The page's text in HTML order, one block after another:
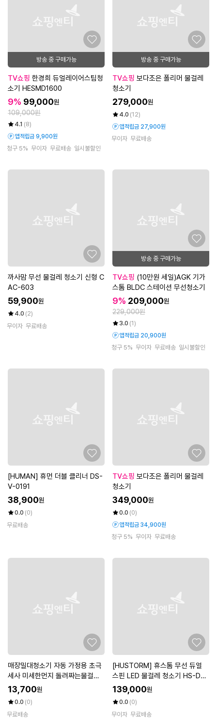
방송 중 구매가능
TV쇼핑
소기 HESMD1600
9% 99,000원
109,000원
4.1 (8)
앱적립금 9,900원
청구 5% 무이자 무료배송 일시불할인
방송 중 구매가능
TV쇼핑
청소기
279,000원
4.0 (12)
앱적립금 27,900원
무이자 무료배송
까사맘 무선 물걸레 청소기 신형 C
AC-603
59,900원
4.0 (2)
무이자 무료배송
방송 중 구매가능
TV쇼핑
스톰 BLDC 스테이션 무선청소기
9% 209,000원
229,000원
3.0 (1)
앱적립금 20,900원
청구 5% 무이자 무료배송 일시불할인
[HUMAN] 휴먼 더블 클리너 DS-
V-0191
38,900원
0.0 (0)
무료배송
TV쇼핑
청소기
349,000원
0.0 (0)
앱적립금 34,900원
청구 5% 무이자 무료배송
매장밀대청소기 자동 가정용 초극
세사 미세한먼지 돌려짜는물걸레
쉬운
13,700원
0.0 (0)
무료배송
[HUSTORM] 휴스톰 무선 듀얼
스핀 LED 물걸레 청소기 HS-DS7
000
139,000원
0.0 (0)
무이자 무료배송